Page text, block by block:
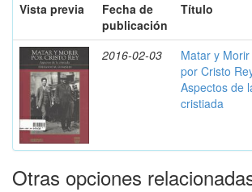
Vista previa
Fecha de
publicación
Título
2016-02-03
Matar y Morir
por Cristo
Aspectos de
cristiada
Otras opciones